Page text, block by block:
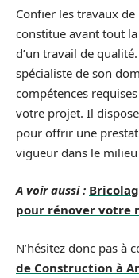
Confier les travaux
constitue avant tout
d’un travail de
spécialiste de son
compétences
votre projet. Il
pour offrir une
vigueur dans le
A voir aussi :
pour rénover votre
N’hésitez donc pas à
de Construction à